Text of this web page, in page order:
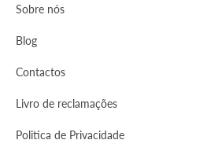
Sobre nós
Blog
Contactos
Livro de reclamações
Politica de Privacidade